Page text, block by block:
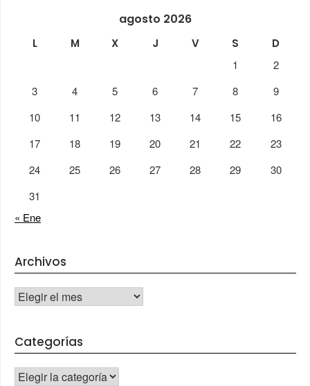
agosto 2026
L M X J V S
D
1
2
3
4 5 6 7 8
9
10
11 12 13 14 15
16
17
18 19 20 21 22
23
24
25 26 27 28 29
30
31
« Ene
Archivos
Archivos
Categorías
CATEGORÍAS